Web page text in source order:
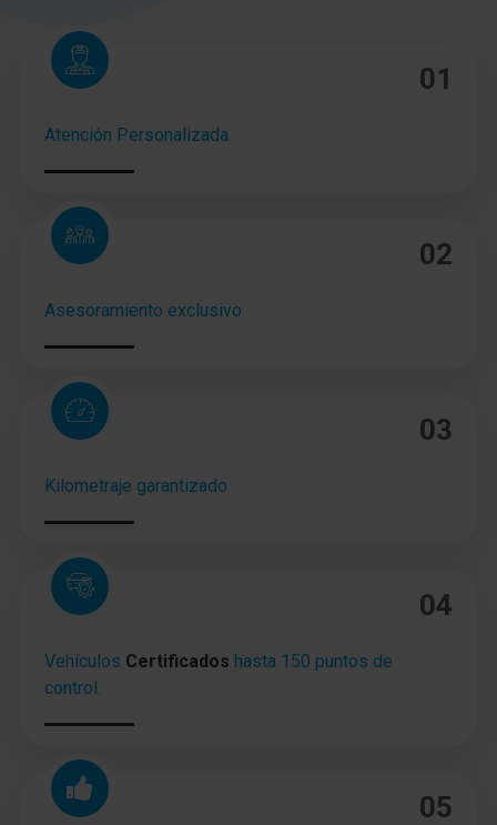
01
Atención Personalizada
02
Asesoramiento exclusivo
03
Kilometraje garantizado
04
Vehículos Certificados hasta 150 puntos de
control.
05